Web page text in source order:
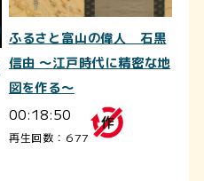
ふるさと富山の偉人 石黒
信由 ～江戸時代に精密な地
図を作る～
00:18:50
再生回数：677